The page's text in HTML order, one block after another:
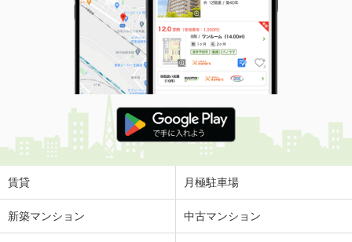
賃貸 月極駐車場
新築マンション 中古マンション